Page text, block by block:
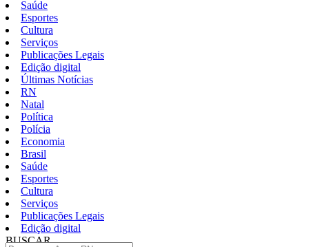
Saúde
Esportes
Cultura
Serviços
Publicações Legais
Edição digital
Últimas Notícias
RN
Natal
Política
Polícia
Economia
Brasil
Saúde
Esportes
Cultura
Serviços
Publicações Legais
Edição digital
BUSCAR